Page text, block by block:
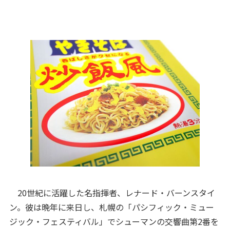
20世紀に活躍した名指揮者、レナード・バーンスタイ
ン。彼は晩年に来日し、札幌の「パシフィック・ミュー
ジック・フェスティバル」でシューマンの交響曲第2番を